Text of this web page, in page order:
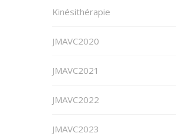
Kinésithérapie
JMAVC2020
JMAVC2021
JMAVC2022
JMAVC2023